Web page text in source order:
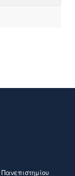
Πανεπιστημίου